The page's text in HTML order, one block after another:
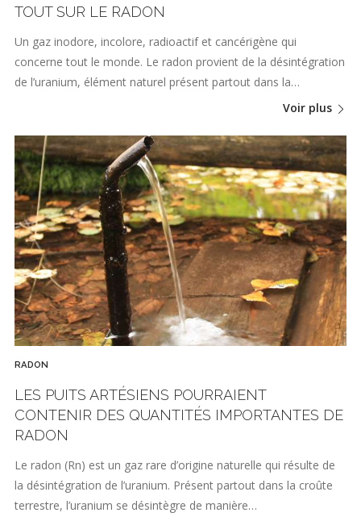
TOUT SUR LE RADON
Un gaz inodore, incolore, radioactif et cancérigène qui
concerne tout le monde. Le radon provient de la désintégration
de l’uranium, élément naturel présent partout dans la…
Voir plus
RADON
LES PUITS ARTÉSIENS POURRAIENT
CONTENIR DES QUANTITÉS IMPORTANTES DE
RADON
Le radon (Rn) est un gaz rare d’origine naturelle qui résulte de
la désintégration de l’uranium. Présent partout dans la croûte
terrestre, l’uranium se désintègre de manière…